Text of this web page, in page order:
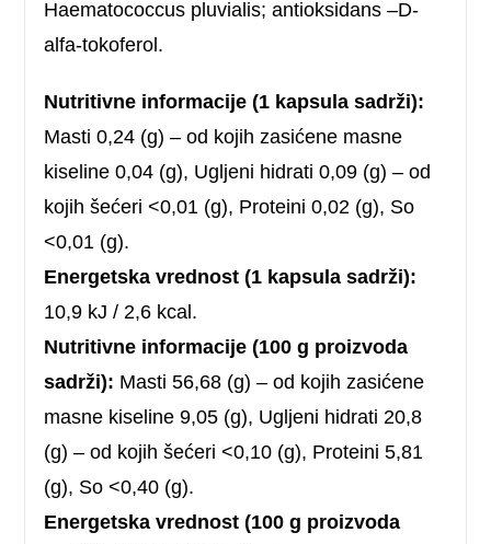
Haematococcus pluvialis; antioksidans –D-
alfa-tokoferol.
Nutritivne informacije (1 kapsula sadrži):
Masti 0,24 (g) – od kojih zasićene masne
kiseline 0,04 (g), Ugljeni hidrati 0,09 (g) – od
kojih šećeri <0,01 (g), Proteini 0,02 (g), So
<0,01 (g).
Energetska vrednost (1 kapsula sadrži):
10,9 kJ / 2,6 kcal.
Nutritivne informacije (100 g proizvoda
sadrži): Masti 56,68 (g) – od kojih zasićene
masne kiseline 9,05 (g), Ugljeni hidrati 20,8
(g) – od kojih šećeri <0,10 (g), Proteini 5,81
(g), So <0,40 (g).
Energetska vrednost (100 g proizvoda